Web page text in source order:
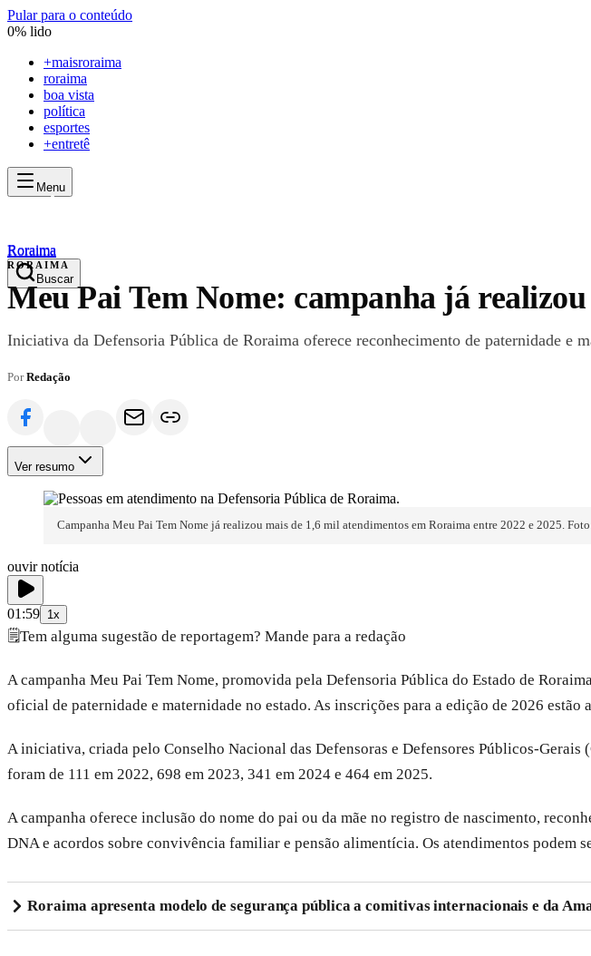
Pular para o conteúdo
0% lido
+maisroraima
roraima
boa vista
política
esportes
+entretê
Menu
maisroraima
Roraima
Buscar
Roraima
RORAIMA
Meu Pai Tem Nome: campanha já
Iniciativa da Defensoria Pública de Roraima oferece reconhecimento de paternidade e
PorRedação
Ver resumo
Campanha Meu Pai Tem Nome já realizou mais de 1,6 mil atendimentos em Roraima entre 2022 e 2025.
ouvir notícia
01:59 1x
🗒️Tem alguma sugestão de reportagem? Mande para a redação
A campanha Meu Pai Tem Nome, promovida pela Defensoria Pública do Estado de
oficial de paternidade e maternidade no estado. As inscrições para a edição de 2026 estão
A iniciativa, criada pelo Conselho Nacional das Defensoras e Defensores Públicos-
foram de 111 em 2022, 698 em 2023, 341 em 2024 e 464 em 2025.
A campanha oferece inclusão do nome do pai ou da mãe no registro de nascimento,
DNA e acordos sobre convivência familiar e pensão alimentícia. Os atendimentos podem
Roraima apresenta modelo de segurança pública a comitivas internacionais e da